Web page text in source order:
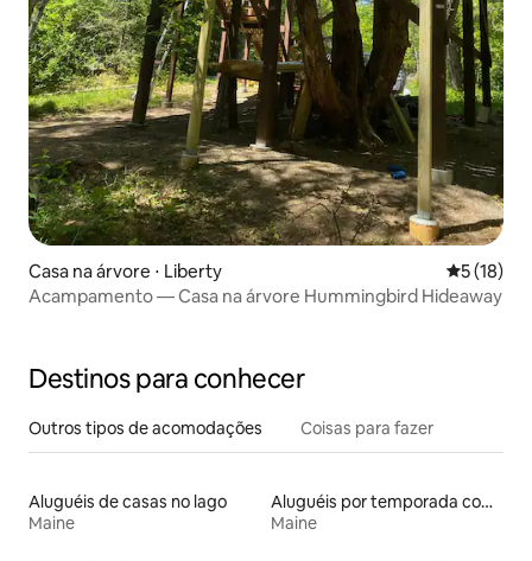
Casa na árvore ⋅ Liberty 5 de uma
5 (18)
Acampamento — Casa na árvore Hummingbird Hideaway
Destinos para conhecer
Outros tipos de acomodações Coisas para fazer
Aluguéis de casas no lago
Maine
Aluguéis por temporada com caiaque
Maine